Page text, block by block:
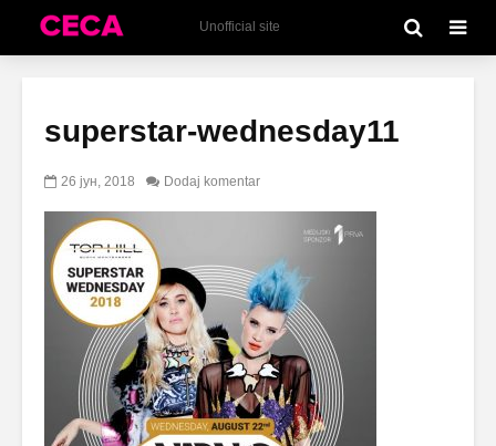
Unofficial site
superstar-wednesday11
26 јун, 2018 Dodaj komentar